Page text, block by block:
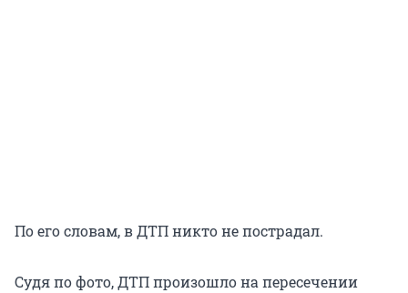
По его словам, в ДТП никто не пострадал.
Судя по фото, ДТП произошло на пересечении